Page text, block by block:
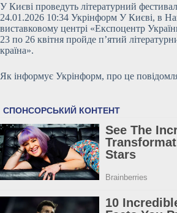
У Києві проведуть літературний
24.01.2026 10:34 Укрінформ У Києві, в
виставковому центрі «Експоцентр
23 по 26 квітня пройде п’ятий
країна».
Як інформує Укрінформ, про це